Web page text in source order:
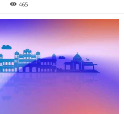
465